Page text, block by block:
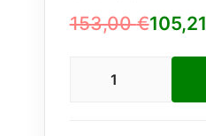
153,00€
Original
105,21
Current
Paradoxe